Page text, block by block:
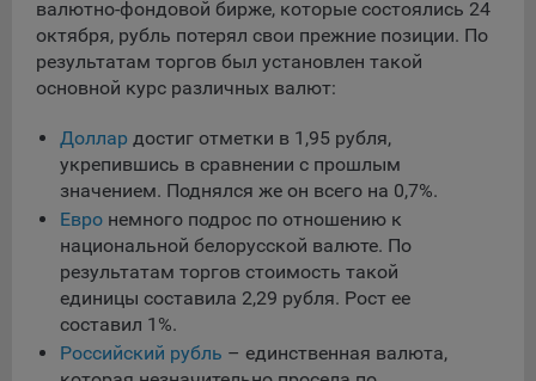
устройства) пользователя сайта Общества, указанных в
пункте 3 Политики, при их посещении для отражения
действий, совершенных пользователем. Эти файлы
позволяют не вводить заново или выбирать те же
сайта, например, выбор языковой версии.
Целями обработки файлов cookie являются:
Общество не использует файлы cookie для
идентификации субъектов персональных данных.
На сайтах используются как файлы cookie первой
стороны (устанавливаемые сайтами, которые посещает
пользователь), так и сторонние файлы cookie (задаются
сервером, расположенным вне домена наших сайтов).
валютно-фондовой бирже, которые состоялись 24
октября, рубль потерял свои прежние позиции. По
результатам торгов был установлен такой
основной курс различных валют:
Доллар достиг отметки в 1,95 рубля,
укрепившись в сравнении с прошлым
значением. Поднялся же он всего на 0,7%.
Евро немного подрос по отношению к
национальной белорусской валюте. По
результатам торгов стоимость такой
единицы составила 2,29 рубля. Рост ее
составил 1%.
Российский рубль – единственная валюта,